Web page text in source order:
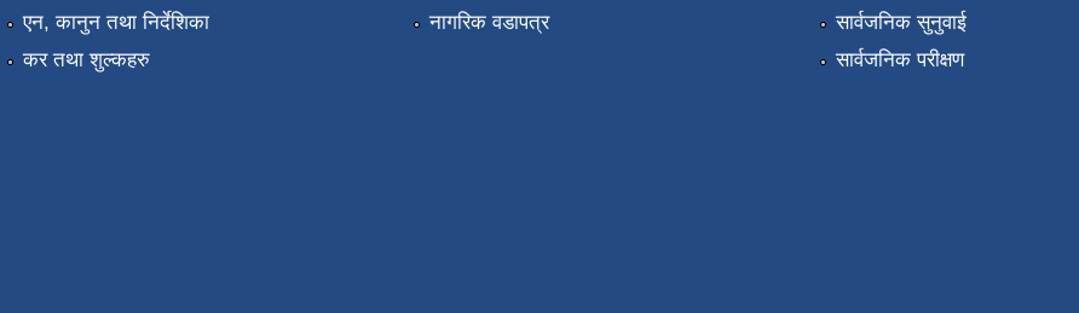
एन, कानुन तथा निर्देशिका
कर तथा शुल्कहरु
नागरिक वडापत्र
सार्वजनिक सुनुवाई
सार्वजनिक परीक्षण